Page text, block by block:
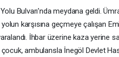
Bulvarı'nda meydana geldi.
karşısına geçmeye çalışan
İhbar üzerine kaza yerine
çocuk, ambulansla İnegöl Devlet